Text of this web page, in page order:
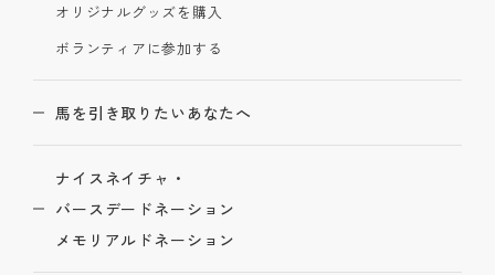
オリジナルグッズを購入
ボランティアに参加する
馬を引き取りたいあなたへ
ナイスネイチャ・
バースデードネーション
メモリアルドネーション